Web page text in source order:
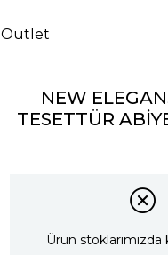
Outlet
NEW
TESETTÜR
Ürün stoklarımızda